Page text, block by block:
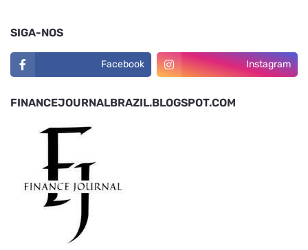
SIGA-NOS
Facebook Instagram
FINANCEJOURNALBRAZIL.BLOGSPOT.COM